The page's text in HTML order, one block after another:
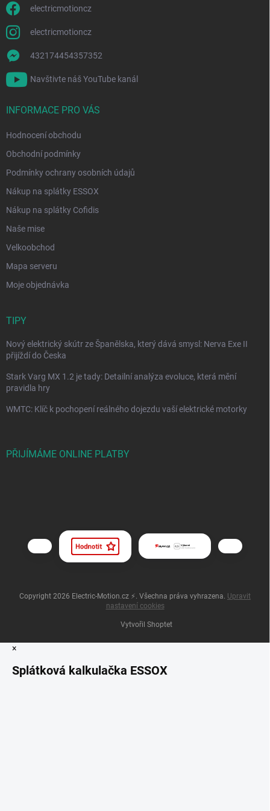
electricmotioncz
electricmotioncz
432174454357352
Navštivte náš YouTube kanál
INFORMACE PRO VÁS
Hodnocení obchodu
Obchodní podmínky
Podmínky ochrany osobních údajů
Nákup na splátky ESSOX
Nákup na splátky Cofidis
Naše mise
Velkoobchod
Mapa serveru
Moje objednávka
TIPY
Nový elektrický skútr ze Španělska, který dává smysl: Nerva Exe II
přijíždí do Česka
Stark Varg MX 1.2 je tady: Detailní analýza evoluce, která mění
pravidla hry
WMTC: Klíč k pochopení reálného dojezdu vaší elektrické motorky
PŘIJÍMÁME ONLINE PLATBY
Vytvořil Shoptet
Copyright 2026 Electric-Motion.cz ⚡ . Všechna práva vyhrazena. Upravit
nastavení cookies
×
Splátková kalkulačka ESSOX